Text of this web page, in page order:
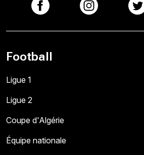
Football
Ligue 1
Ligue 2
Coupe d'Algérie
Équipe nationale